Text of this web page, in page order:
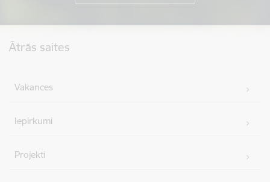
Ātrās saites
Vakances
Iepirkumi
Projekti